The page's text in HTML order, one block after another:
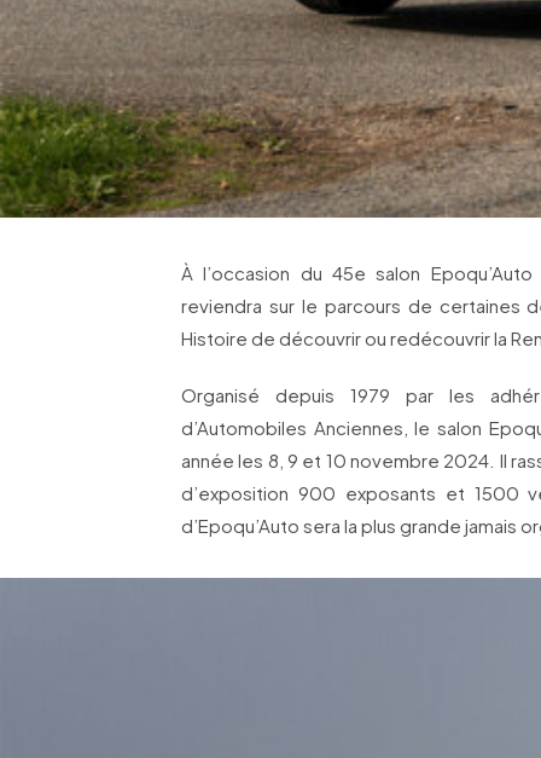
À l’occasion du 45e salon
reviendra sur le parcours de certaines
Histoire de découvrir ou redécouvrir la
Organisé depuis 1979 par les
d’Automobiles Anciennes, le salon
année les 8, 9 et 10 novembre 2024. Il
d’exposition 900 exposants et 1500
d’Epoqu’Auto sera la plus grande jamais